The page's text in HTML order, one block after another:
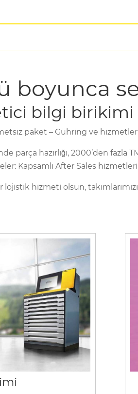
boyunca
bilgi birikimi
paket – Gühring ve
parça hazırlığı, 2000’den fazla
Kapsamlı After Sales
hizmeti olsun,